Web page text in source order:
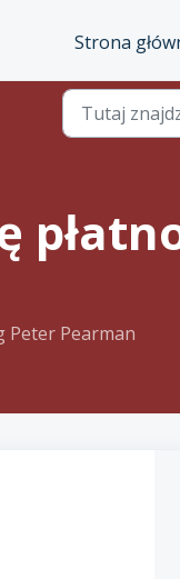
Strona
Peter Pearman